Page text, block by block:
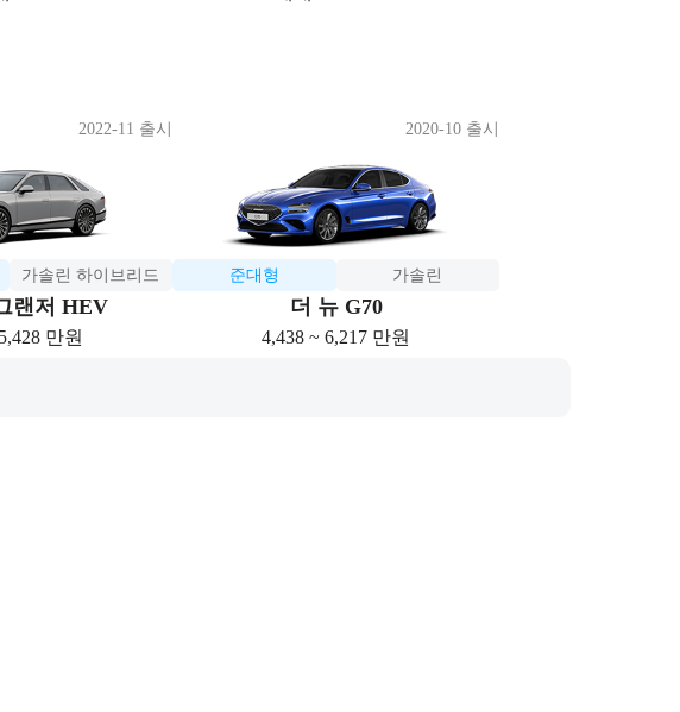
가솔린 하이브리드
랜저 HEV
2022-11 출시
만원
준대형 가솔린
더 뉴 G70
2020-10 출시
4,438 ~ 6,217 만원